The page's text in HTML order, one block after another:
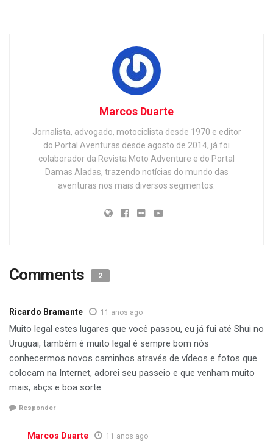
Marcos Duarte
Jornalista, advogado, motociclista desde 1970 e editor
do Portal Aventuras desde agosto de 2014, já foi
colaborador da Revista Moto Adventure e do Portal
Damas Aladas, trazendo notícias do mundo das
aventuras nos mais diversos segmentos.
Comments 2
Ricardo Bramante 11 anos ago
Muito legal estes lugares que você passou, eu já fui até Shui no
Uruguai, também é muito legal é sempre bom nós
conhecermos novos caminhos através de vídeos e fotos que
colocam na Internet, adorei seu passeio e que venham muito
mais, abçs e boa sorte.
Responder
Marcos Duarte 11 anos ago